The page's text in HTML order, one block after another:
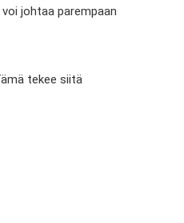
johtaa parempaan
tekee siitä